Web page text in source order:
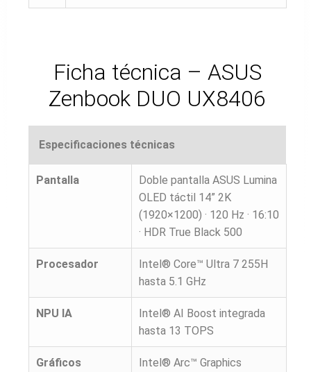
Ficha técnica – ASUS
Zenbook DUO UX8406
Especificaciones técnicas
Pantalla
Doble pantalla ASUS Lumina
OLED táctil 14” 2K
(1920×1200) · 120 Hz · 16:10
· HDR True Black 500
Procesador
Intel® Core™ Ultra 7 255H
hasta 5.1 GHz
NPU IA
Intel® AI Boost integrada
hasta 13 TOPS
Gráficos Intel® Arc™ Graphics